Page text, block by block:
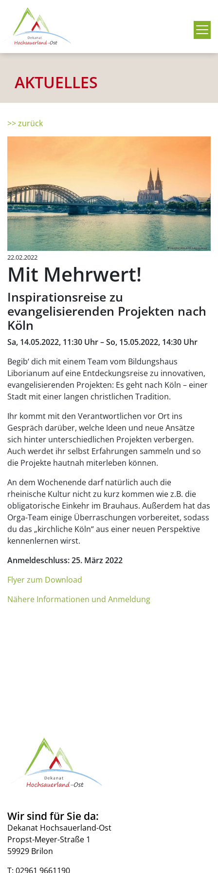
AKTUELLES
>> zurück
22.02.2022
Mit Mehrwert!
Inspirationsreise zu
evangelisierenden Projekten nach
Köln
Sa, 14.05.2022, 11:30 Uhr – So, 15.05.2022, 14:30 Uhr
Begib‘ dich mit einem Team vom Bildungshaus
Liborianum auf eine Entdeckungsreise zu innovativen,
evangelisierenden Projekten: Es geht nach Köln – einer
Stadt mit einer langen christlichen Tradition.
Ihr kommt mit den Verantwortlichen vor Ort ins
Gespräch darüber, welche Ideen und neue Ansätze
sich hinter unterschiedlichen Projekten verbergen.
Auch werdet ihr selbst Erfahrungen sammeln und so
die Projekte hautnah miterleben können.
An dem Wochenende darf natürlich auch die
rheinische Kultur nicht zu kurz kommen wie z.B. die
obligatorische Einkehr im Brauhaus. Außerdem hat das
Orga-Team einige Überraschungen vorbereitet, sodass
du das „kirchliche Köln“ aus einer neuen Perspektive
kennenlernen wirst.
Anmeldeschluss: 25. März 2022
Flyer zum Download
Nähere Informationen und Anmeldung
Wir sind für Sie da:
Dekanat Hochsauerland-Ost
Propst-Meyer-Straße 1
59929 Brilon
T: 02961 9661190